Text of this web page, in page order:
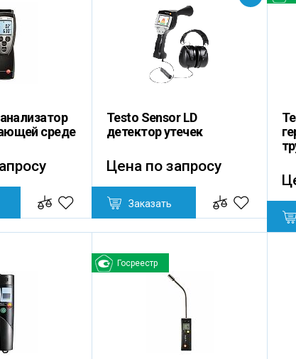
среде
Testo Sensor LD
детектор утечек
Цена по запросу
Заказать
Госреестр